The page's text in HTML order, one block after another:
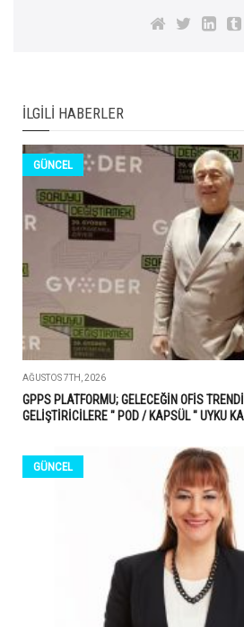
İLGILI HABERLER
GÜNCEL
AĞUSTOS 7TH, 2026
GPPS PLATFORMU; GELECEĞİN OFİS
GELİŞTİRİCİLERE " POD / KAPSÜL " UYKU
GÜNCEL